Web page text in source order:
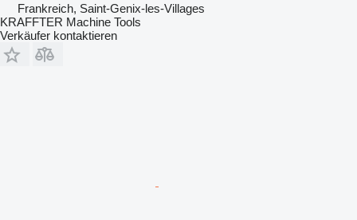
Frankreich, Saint-Genix-les-Villages
KRAFFTER Machine Tools
Verkäufer kontaktieren